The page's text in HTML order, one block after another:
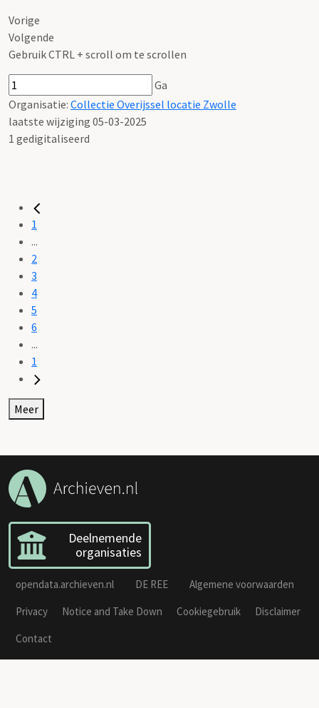
Vorige
Volgende
Gebruik CTRL + scroll om te scrollen
Ga
Organisatie: Collectie Overijssel locatie Zwolle
laatste wijziging 05-03-2025
1 gedigitaliseerd
1
...
2
3
4
5
6
...
1
Meer
Deelnemende
organisaties
opendata.archieven.nl DE REE
Algemene voorwaarden
Privacy
Notice and Take Down Cookiegebruik
Disclaimer
Contact